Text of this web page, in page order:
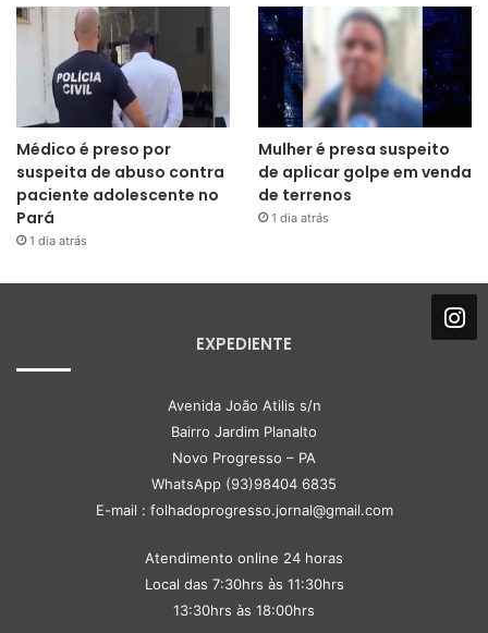
Médico é preso por
suspeita de abuso contra
paciente adolescente no
Pará
1 dia atrás
Mulher é presa suspeito
de aplicar golpe em venda
de terrenos
1 dia atrás
EXPEDIENTE
Avenida João Atilis s/n
Bairro Jardim Planalto
Novo Progresso – PA
WhatsApp (93)98404 6835
E-mail : folhadoprogresso.jornal@gmail.com
Atendimento online 24 horas
Local das 7:30hrs às 11:30hrs
13:30hrs às 18:00hrs